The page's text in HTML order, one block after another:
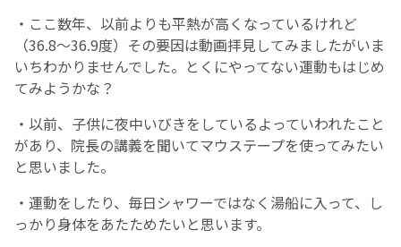
・ここ数年、以前よりも平熱が高くなっているけれど
（36.8～36.9度）その要因は動画拝見してみましたがいま
いちわかりませんでした。とくにやってない運動もはじめ
てみようかな？
・以前、子供に夜中いびきをしているよっていわれたこと
があり、院長の講義を聞いてマウステープを使ってみたい
と思いました。
・運動をしたり、毎日シャワーではなく湯船に入って、し
っかり身体をあたためたいと思います。